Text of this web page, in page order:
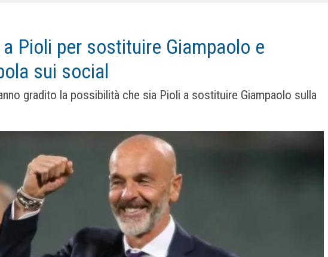
Pioli per sostituire Giampaolo e
sui social
gradito la possibilità che sia Pioli a sostituire Giampaolo sulla